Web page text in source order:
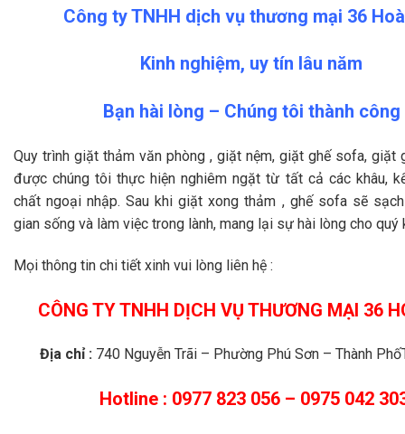
Công ty TNHH dịch vụ thương mại 36
Kinh nghiệm, uy tín lâu năm
Bạn hài lòng – Chúng tôi thành công
Quy trình giặt thảm văn phòng , giặt nệm, giặt ghế sofa, giặt
được chúng tôi thực hiện nghiêm ngặt từ tất cả các khâu,
chất ngoại nhập. Sau khi giặt xong thảm , ghế sofa sẽ
gian sống và làm việc trong lành, mang lại sự hài lòng cho quý
Mọi thông tin chi tiết xinh vui lòng liên hệ :
CÔNG TY TNHH DỊCH VỤ THƯƠNG MẠI 36
Địa chỉ : 740 Nguyễn Trãi – Phường Phú Sơn – Thành
Hotline : 0977 823 056 – 0975 042